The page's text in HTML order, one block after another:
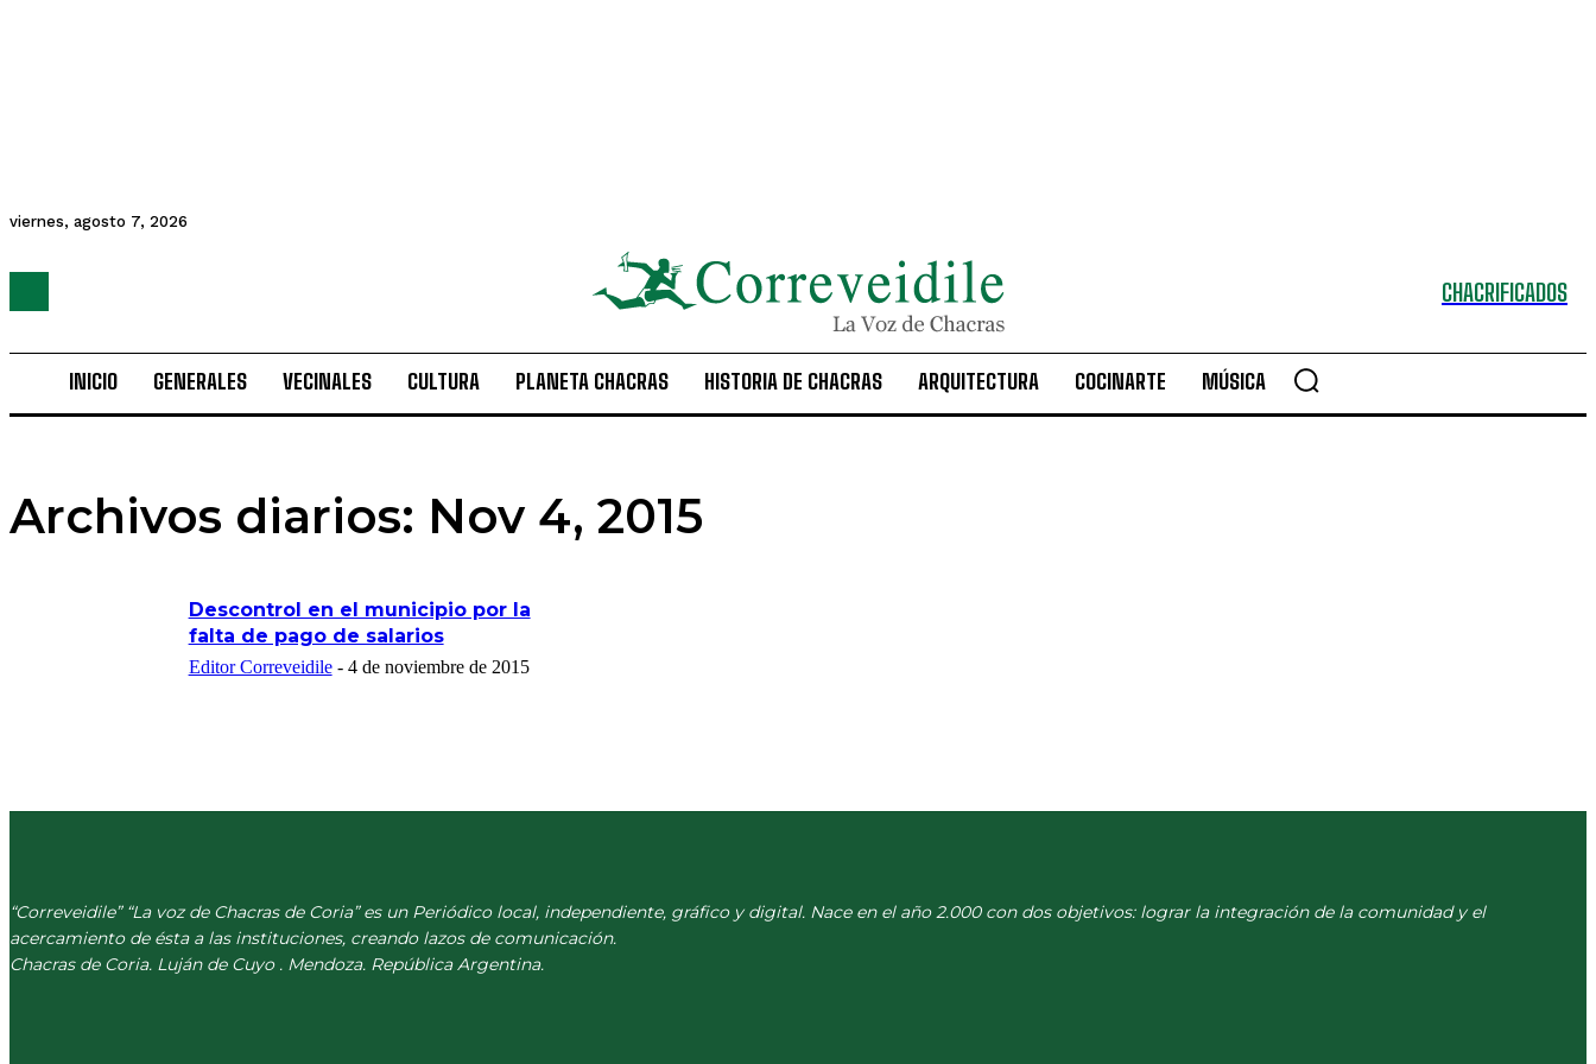
viernes, agosto 7, 2026
CHACRIFICADOS
INICIO GENERALES VECINALES CULTURA PLANETA CHACRAS HISTORIA DE CHACRAS ARQUITECTURA COCINARTE MÚSICA
Archivos diarios: Nov 4, 2015
Descontrol en el municipio por la
falta de pago de salarios
Editor Correveidile - 4 de noviembre de 2015
“Correveidile” “La voz de Chacras de Coria” es un Periódico local, independiente, gráfico y digital. Nace en el año 2.000 con dos objetivos: lograr la integración de la comunidad y el
acercamiento de ésta a las instituciones, creando lazos de comunicación.
Chacras de Coria. Luján de Cuyo . Mendoza. República Argentina.